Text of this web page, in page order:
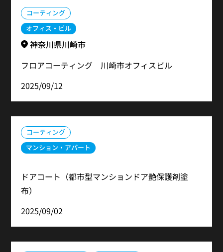
コーティング
オフィス・ビル
神奈川県川崎市
フロアコーティング 川崎市オフィスビル
2025/09/12
コーティング
マンション・アパート
ドアコート（都市型マンションドア艶保護剤塗
布）
2025/09/02